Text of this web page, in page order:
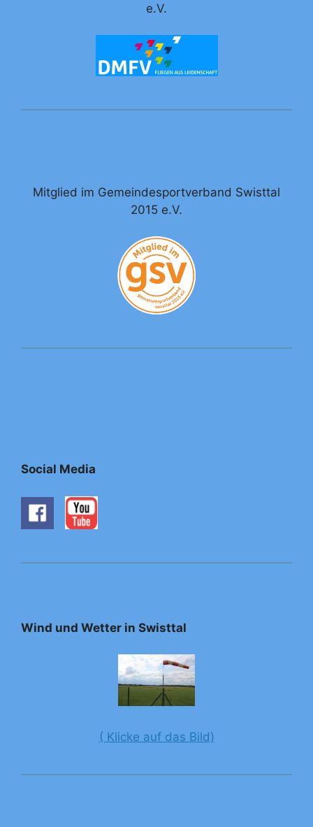
e.V.
Mitglied im Gemeindesportverband Swisttal
2015 e.V.
Social Media
Wind und Wetter in Swisttal
( Klicke auf das Bild)